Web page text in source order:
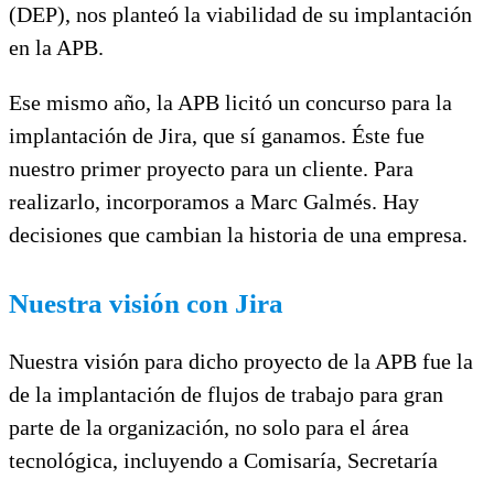
(DEP), nos planteó la viabilidad de su implantación
en la APB.
Ese mismo año, la APB licitó un concurso para la
implantación de Jira, que sí ganamos. Éste fue
nuestro primer proyecto para un cliente. Para
realizarlo, incorporamos a Marc Galmés. Hay
decisiones que cambian la historia de una empresa.
Nuestra visión con Jira
Nuestra visión para dicho proyecto de la APB fue la
de la implantación de flujos de trabajo para gran
parte de la organización, no solo para el área
tecnológica, incluyendo a Comisaría, Secretaría